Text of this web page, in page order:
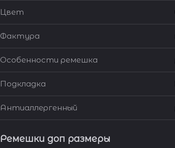
Цвет
Фактура
Особенности ремешка
Подкладка
Антиаллергенный
Ремешки доп размеры